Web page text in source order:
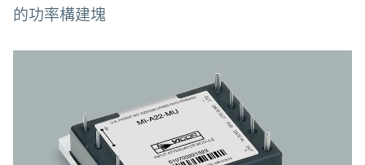
的功率構建塊